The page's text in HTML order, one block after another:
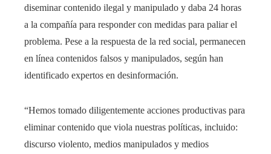
diseminar contenido ilegal y manipulado y daba 24 horas
a la compañía para responder con medidas para paliar el
problema. Pese a la respuesta de la red social, permanecen
en línea contenidos falsos y manipulados, según han
identificado expertos en desinformación.
“Hemos tomado diligentemente acciones productivas para
eliminar contenido que viola nuestras políticas, incluido:
discurso violento, medios manipulados y medios